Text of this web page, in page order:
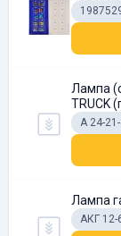
Лампа
TRUCK
А 24-
Лампа
АКГ 12-